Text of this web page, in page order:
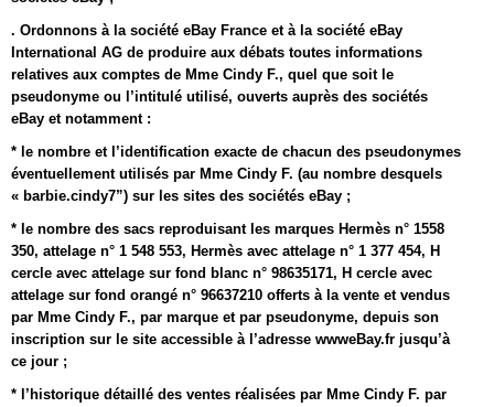
. Ordonnons à la société eBay France et à la société eBay
International AG de produire aux débats toutes informations
relatives aux comptes de Mme Cindy F., quel que soit le
pseudonyme ou l’intitulé utilisé, ouverts auprès des sociétés
eBay et notamment :
* le nombre et l’identification exacte de chacun des pseudonymes
éventuellement utilisés par Mme Cindy F. (au nombre desquels
« barbie.cindy7”) sur les sites des sociétés eBay ;
* le nombre des sacs reproduisant les marques Hermès n° 1558
350, attelage n° 1 548 553, Hermès avec attelage n° 1 377 454, H
cercle avec attelage sur fond blanc n° 98635171, H cercle avec
attelage sur fond orangé n° 96637210 offerts à la vente et vendus
par Mme Cindy F., par marque et par pseudonyme, depuis son
inscription sur le site accessible à l’adresse wwweBay.fr jusqu’à
ce jour ;
* l’historique détaillé des ventes réalisées par Mme Cindy F. par